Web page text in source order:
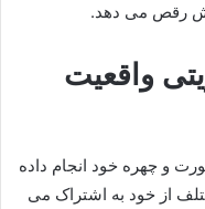
رقص می دهد.
واقعیت
و چهره خود انجام داده
از خود به اشتراک می